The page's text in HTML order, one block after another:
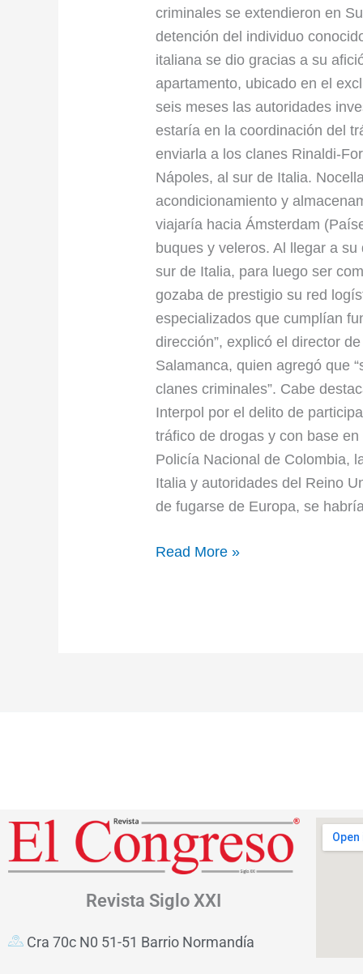
criminales se extendieron en
detención del individuo
italiana se dio gracias a su
apartamento, ubicado en el
seis meses las autoridades
estaría en la coordinación del
enviarla a los clanes Rinaldi-
Nápoles, al sur de Italia.
acondicionamiento y
viajaría hacia Ámsterdam
buques y veleros. Al llegar a
sur de Italia, para luego ser
gozaba de prestigio su red
especializados que cumplían
dirección”, explicó el director
Salamanca, quien agregó que
clanes criminales”. Cabe
Interpol por el delito de
tráfico de drogas y con base
Policía Nacional de Colombia,
Italia y autoridades del Reino
de fugarse de Europa, se
Read More »
Revista Siglo XXI
Cra 70c N0 51-51 Barrio Normandía